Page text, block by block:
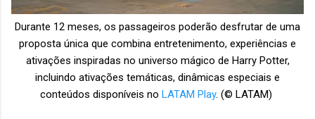
Durante 12 meses, os passageiros poderão desfrutar de uma
proposta única que combina entretenimento, experiências e
ativações inspiradas no universo mágico de Harry Potter,
incluindo ativações temáticas, dinâmicas especiais e
conteúdos disponíveis no LATAM Play. (© LATAM)